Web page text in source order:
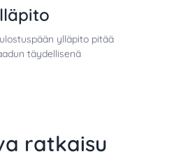
ylläpito pitää
täydellisenä
ratkaisu